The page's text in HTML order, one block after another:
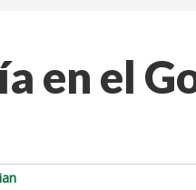
en el